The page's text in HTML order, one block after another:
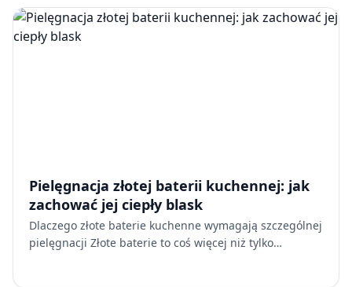
Pielęgnacja złotej baterii kuchennej: jak
zachować jej ciepły blask
Dlaczego złote baterie kuchenne wymagają szczególnej
pielęgnacji Złote baterie to coś więcej niż tylko